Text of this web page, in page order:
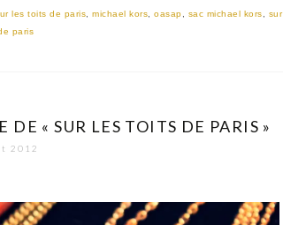
les toits de paris michael kors oasap sac michael kors
sur
paris
« SUR LES TOITS DE PARIS »
2012